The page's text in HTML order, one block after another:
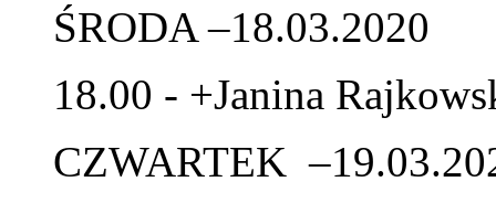
ŚRODA –18.03.2020
18.00 - +Janina
CZWARTEK